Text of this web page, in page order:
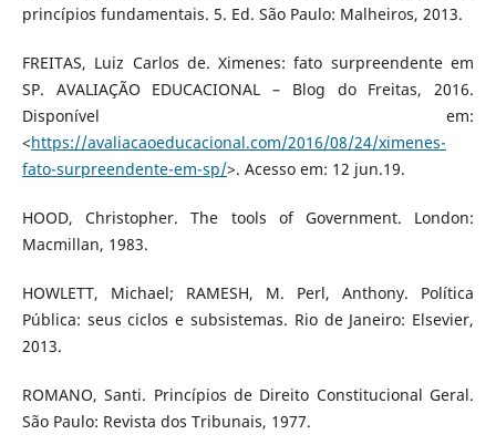
princípios fundamentais. 5. Ed. São Paulo: Malheiros, 2013.
FREITAS, Luiz Carlos de. Ximenes: fato surpreendente em
SP. AVALIAÇÃO EDUCACIONAL – Blog do Freitas, 2016.
Disponível em:
<https://avaliacaoeducacional.com/2016/08/24/ximenes-
fato-surpreendente-em-sp/>. Acesso em: 12 jun.19.
HOOD, Christopher. The tools of Government. London:
Macmillan, 1983.
HOWLETT, Michael; RAMESH, M. Perl, Anthony. Política
Pública: seus ciclos e subsistemas. Rio de Janeiro: Elsevier,
2013.
ROMANO, Santi. Princípios de Direito Constitucional Geral.
São Paulo: Revista dos Tribunais, 1977.